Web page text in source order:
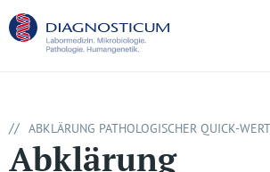
// ABKLÄRUNG PATHOLOGISCHER QUICK-
Abklärung